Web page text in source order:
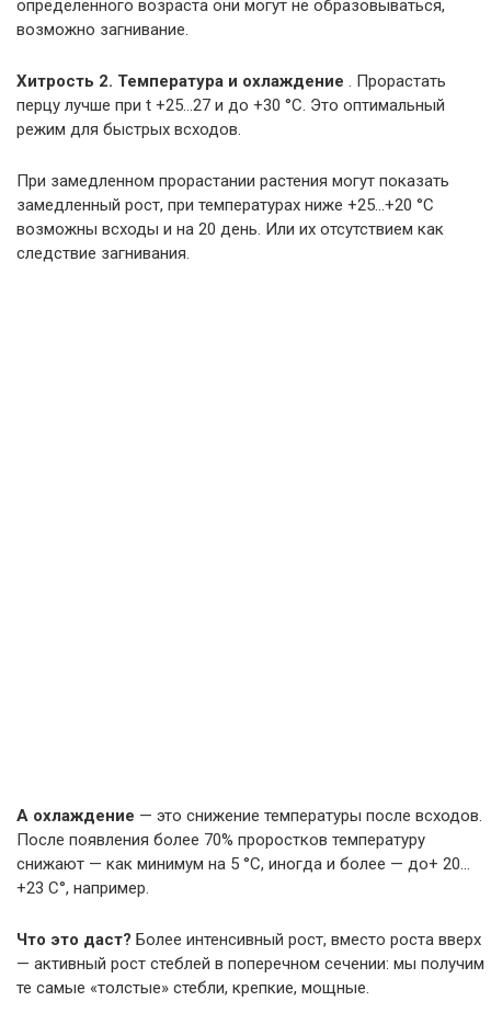
определенного возраста они могут не образовываться,
возможно загнивание.
Хитрость 2. Температура и охлаждение . Прорастать
перцу лучше при t +25…27 и до +30 °С. Это оптимальный
режим для быстрых всходов.
При замедленном прорастании растения могут показать
замедленный рост, при температурах ниже +25…+20 °С
возможны всходы и на 20 день. Или их отсутствием как
следствие загнивания.
А охлаждение — это снижение температуры после всходов.
После появления более 70% проростков температуру
снижают — как минимум на 5 °С, иногда и более — до+ 20…
+23 С°, например.
Что это даст? Более интенсивный рост, вместо роста вверх
— активный рост стеблей в поперечном сечении: мы получим
те самые «толстые» стебли, крепкие, мощные.